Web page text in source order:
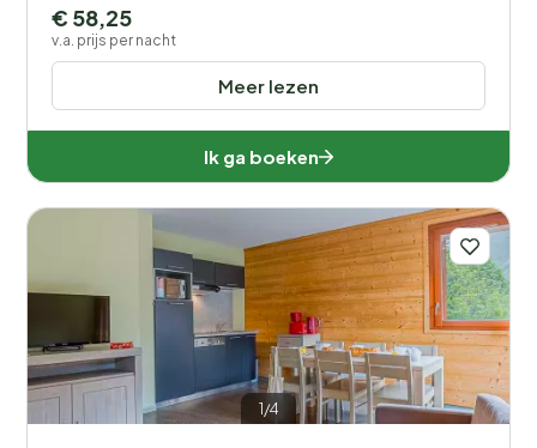
Voorzieningen
Wellness
Meer lezen
€ 58,25
v.a. prijs per nacht
Ik ga boeken
1/4